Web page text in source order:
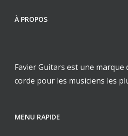
À PROPOS
Favier Guitars est une
corde pour les musiciens les
MENU RAPIDE